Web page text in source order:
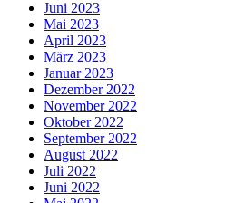
Juni 2023
Mai 2023
April 2023
März 2023
Januar 2023
Dezember 2022
November 2022
Oktober 2022
September 2022
August 2022
Juli 2022
Juni 2022